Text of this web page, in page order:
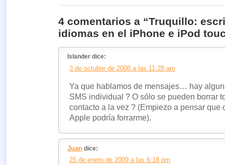
4 comentarios a “Truquillo:
idiomas en el iPhone e iPod
Islander dice:
3 de octubre de 2008 a las 11:28 am
Ya que hablamos de mensajes… hay
SMS individual ? O sólo se pueden borrar
contacto a la vez ? (Empiezo a pensar que
Apple podría forrarme).
Juan dice:
25 de enero de 2009 a las 6:18 pm